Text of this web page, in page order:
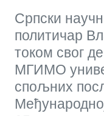
Српски
политичар
током свог
МГИМО
спољних